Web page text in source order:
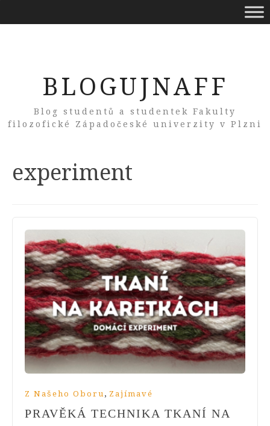
BLOGUJNAFF
Blog studentů a studentek Fakulty
filozofické Západočeské univerzity v Plzni
Tag:
experiment
Z Našeho Oboru , Zajímavé
PRAVĚKÁ TECHNIKA TKANÍ NA